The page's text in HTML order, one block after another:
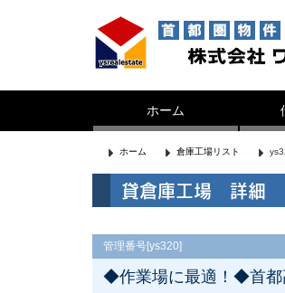
ホーム
ホーム 倉庫工場リスト
貸倉庫工場 詳
管理番号[ys320]
◆作業場に最適！◆首都